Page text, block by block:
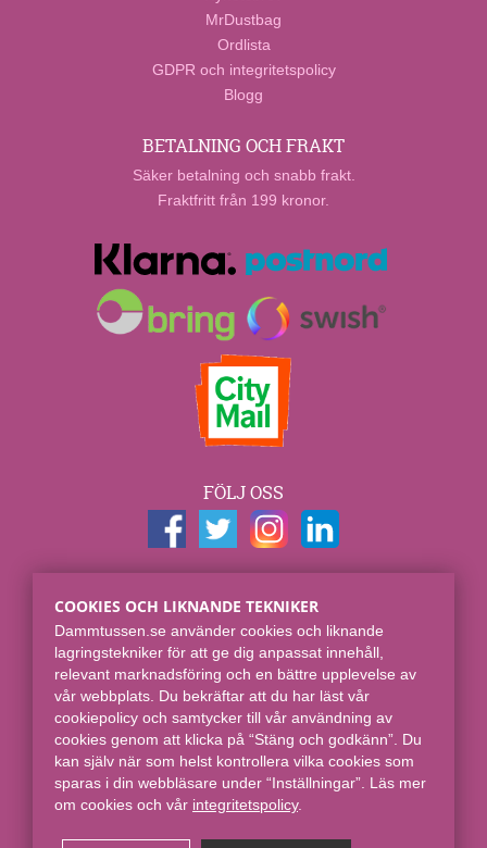
MrDustbag
Ordlista
GDPR och integritetspolicy
Blogg
BETALNING OCH FRAKT
Säker betalning och snabb frakt.
Fraktfritt från 199 kronor.
FÖLJ OSS
Spjut E-commerce Group AB
Skaraborgsgatan 7
118 46 Stockholm
Online sedan 2008.
COOKIES OCH LIKNANDE TEKNIKER
Dammtussen.se använder cookies och liknande
lagringstekniker för att ge dig anpassat innehåll,
relevant marknadsföring och en bättre upplevelse av
vår webbplats. Du bekräftar att du har läst vår
cookiepolicy och samtycker till vår användning av
cookies genom att klicka på “Stäng och godkänn”. Du
kan själv när som helst kontrollera vilka cookies som
sparas i din webbläsare under “Inställningar”. Läs mer
om cookies och vår integritetspolicy​.